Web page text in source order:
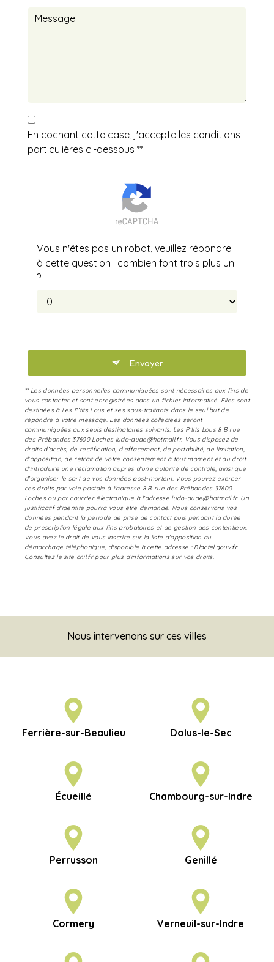
En cochant cette case, j'accepte les conditions
particulières ci-dessous **
Vous n'êtes pas un robot, veuillez répondre
à cette question : combien font trois plus un
?
Envoyer
** Les données personnelles communiquées sont nécessaires aux fins de
vous contacter et sont enregistrées dans un fichier informatisé. Elles sont
destinées à Les P’tits Lous et ses sous-traitants dans le seul but de
répondre à votre message. Les données collectées seront
communiquées aux seuls destinataires suivants: Les P’tits Lous 8 B rue
des Prébandes 37600 Loches ludo-aude@hotmail.fr. Vous disposez de
droits d’accès, de rectification, d’effacement, de portabilité, de limitation,
d’opposition, de retrait de votre consentement à tout moment et du droit
d’introduire une réclamation auprès d’une autorité de contrôle, ainsi que
d’organiser le sort de vos données post-mortem. Vous pouvez exercer
ces droits par voie postale à l'adresse 8 B rue des Prébandes 37600
Loches ou par courrier électronique à l'adresse ludo-aude@hotmail.fr. Un
justificatif d'identité pourra vous être demandé. Nous conservons vos
données pendant la période de prise de contact puis pendant la durée
de prescription légale aux fins probatoires et de gestion des contentieux.
Vous avez le droit de vous inscrire sur la liste d'opposition au
démarchage téléphonique, disponible à cette adresse : Bloctel.gouv.fr.
Consultez le site cnil.fr pour plus d’informations sur vos droits.
Nous intervenons sur ces villes
Ferrière-sur-Beaulieu Dolus-le-Sec
Écueillé Chambourg-sur-Indre
Perrusson Genillé
Cormery Verneuil-sur-Indre